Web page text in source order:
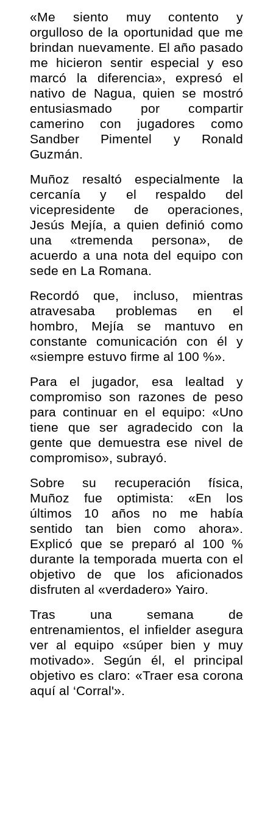
«Me siento muy contento y
orgulloso de la oportunidad que me
brindan nuevamente. El año pasado
me hicieron sentir especial y eso
marcó la diferencia», expresó el
nativo de Nagua, quien se mostró
entusiasmado por compartir
camerino con jugadores como
Sandber Pimentel y Ronald
Guzmán.
Muñoz resaltó especialmente la
cercanía y el respaldo del
vicepresidente de operaciones,
Jesús Mejía, a quien definió como
una «tremenda persona», de
acuerdo a una nota del equipo con
sede en La Romana.
Recordó que, incluso, mientras
atravesaba problemas en el
hombro, Mejía se mantuvo en
constante comunicación con él y
«siempre estuvo firme al 100 %».
Para el jugador, esa lealtad y
compromiso son razones de peso
para continuar en el equipo: «Uno
tiene que ser agradecido con la
gente que demuestra ese nivel de
compromiso», subrayó.
Sobre su recuperación física,
Muñoz fue optimista: «En los
últimos 10 años no me había
sentido tan bien como ahora».
Explicó que se preparó al 100 %
durante la temporada muerta con el
objetivo de que los aficionados
disfruten al «verdadero» Yairo.
Tras una semana de
entrenamientos, el infielder asegura
ver al equipo «súper bien y muy
motivado». Según él, el principal
objetivo es claro: «Traer esa corona
aquí al ‘Corral'».